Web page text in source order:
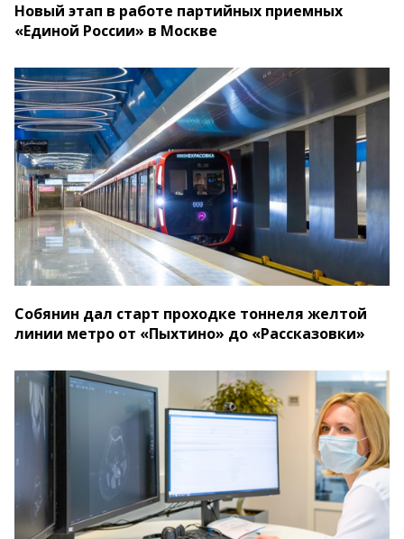
Новый этап в работе партийных приемных
«Единой России» в Москве
Собянин дал старт проходке тоннеля желтой
линии метро от «Пыхтино» до «Рассказовки»